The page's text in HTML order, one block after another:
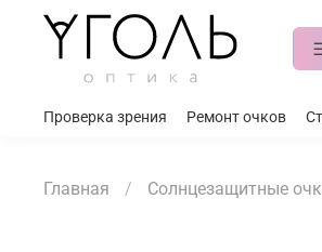
Проверка зрения Ремонт очков
Главная Солнцезащитные